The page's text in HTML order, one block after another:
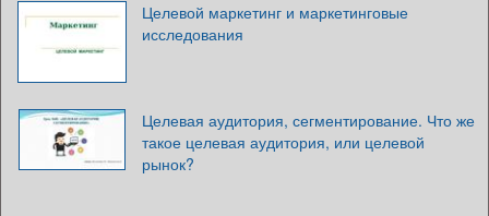
Целевой маркетинг и маркетинговые
исследования
Целевая аудитория, сегментирование. Что же
такое целевая аудитория, или целевой
рынок?